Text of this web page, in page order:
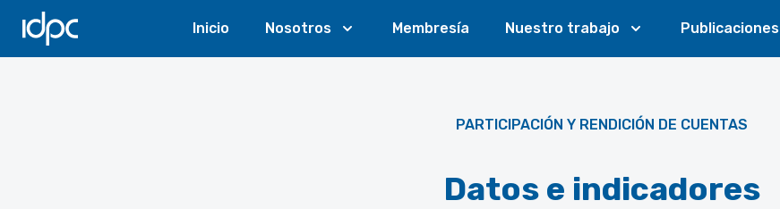
IDPC
Inicio Nosotros Membresía Nuestro trabajo Publicaciones
PARTICIPACIÓN Y RENDICIÓN DE CUENTAS
Datos e indicadores